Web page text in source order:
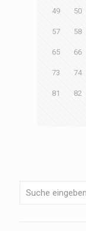
49 50
57 58
65 66
73 74
81 82